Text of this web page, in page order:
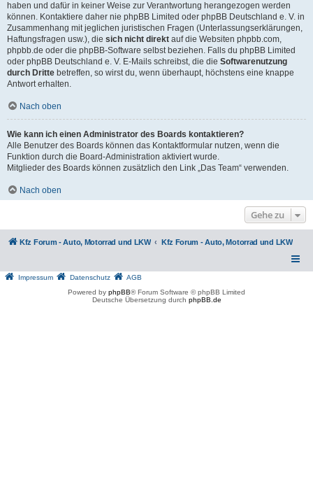
haben und dafür in keiner Weise zur Verantwortung herangezogen werden
können. Kontaktiere daher nie phpBB Limited oder phpBB Deutschland e. V. in
Zusammenhang mit jeglichen juristischen Fragen (Unterlassungserklärungen,
Haftungsfragen usw.), die sich nicht direkt auf die Websiten phpbb.com,
phpbb.de oder die phpBB-Software selbst beziehen. Falls du phpBB Limited
oder phpBB Deutschland e. V. E-Mails schreibst, die die Softwarenutzung
durch Dritte betreffen, so wirst du, wenn überhaupt, höchstens eine knappe
Antwort erhalten.
Nach oben
Wie kann ich einen Administrator des Boards kontaktieren?
Alle Benutzer des Boards können das Kontaktformular nutzen, wenn die
Funktion durch die Board-Administration aktiviert wurde.
Mitglieder des Boards können zusätzlich den Link „Das Team“ verwenden.
Nach oben
Gehe zu
Kfz Forum - Auto, Motorrad und LKW Kfz Forum - Auto, Motorrad und LKW
Impressum Datenschutz
AGB
Powered by phpBB® Forum Software © phpBB Limited
Deutsche Übersetzung durch phpBB.de